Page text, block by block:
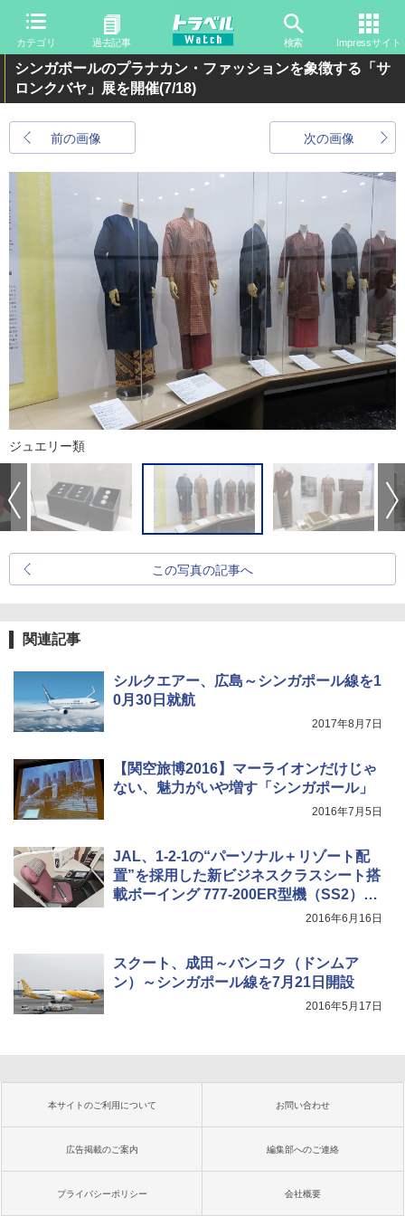
カテゴリ 過去記事 検索 Impressサイト
シンガポールのプラナカン・ファッションを象徴する「サ
ロンクバヤ」展を開催(7/18)
前の画像 次の画像
ジュエリー類
この写真の記事へ
関連記事
シルクエアー、広島～シンガポール線を1
0月30日就航
2017年8月7日
【関空旅博2016】マーライオンだけじゃ
ない、魅力がいや増す「シンガポール」
2016年7月5日
JAL、1-2-1の“パーソナル＋リゾート配
置”を採用した新ビジネスクラスシート搭
載ボーイング 777-200ER型機（SS2）発
2016年6月16日
スクート、成田～バンコク（ドンムア
ン）～シンガポール線を7月21日開設
2016年5月17日
本サイトのご利用について お問い合わせ
広告掲載のご案内 編集部へのご連絡
プライバシーポリシー 会社概要